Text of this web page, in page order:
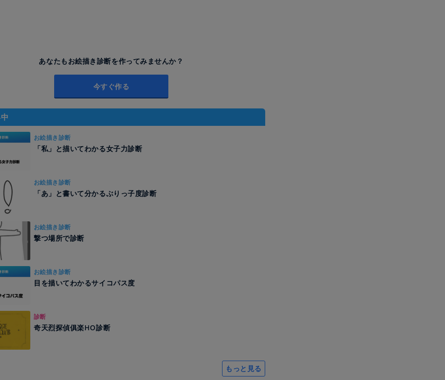
あなたもお絵描き診断を作ってみませんか？
今すぐ作る
お絵描き診断
「私」と描いてわかる女子力診断
お絵描き診断
「あ」と書いて分かるぶりっ子度診断
お絵描き診断
撃つ場所で診断
お絵描き診断
目を描いてわかるサイコパス度
診断
奇天烈探偵俱楽HO診断
もっと見る